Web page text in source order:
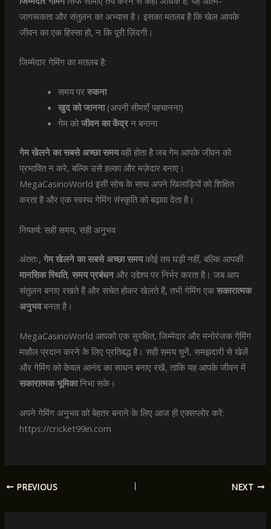
जागरूकता और संतुलन का अभ्यास है। इसका मतलब है कि खेल आपके
जीवन का एक हिस्सा हो, न कि पूरी ज़िंदगी।
जिम्मेदार गेमिंग का मतलब है:
समय पर रुकना
खुद को जानना(अपनी सीमाएँ पहचानना)
गेम कोजीवन का केंद्रन बनाना
गेम खेलने का सबसे अच्छा समयवही होता है जब गेम आपके जीवन को
प्रभावित न करे, बल्कि उसे हल्का और मज़ेदार बनाए।
MegaCasinoWorld इसी सोच के साथ अपने खिलाड़ियों को शिक्षित
करता है और एक स्वस्थ गेमिंग संस्कृति को बढ़ावा देता है।
निष्कर्ष: सही समय, सही अनुभव
अंततः, गेम खेलने का सबसे अच्छा समयकोई तय घड़ी नहीं, बल्कि आपकी
मानसिक स्थिति, समय प्रबंधनऔर उद्देश्य पर निर्भर करता है। जब आप
संतुलन बनाए रखते हैं और सचेत होकर खेलते हैं, तभी गेमिंग एकसकारात्मक
अनुभवबनता है।
MegaCasinoWorld आपको एक सुरक्षित, जिम्मेदार और मनोरंजक गेमिंग
माहौल प्रदान करने के लिए प्रतिबद्ध है। सही समय चुनें, समझदारी से खेलें
और गेमिंग को केवल आनंद का साधन बनाए रखें, ताकि यह आपके जीवन में
सकारात्मक भूमिकानिभा सके।
अपने गेमिंग अनुभव को बेहतर बनाने के लिए आज ही एक्सप्लोर करें:
https://cricket99in.com
PREVIOUS NEXT